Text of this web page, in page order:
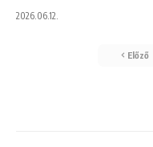
2026.06.12.
Előző